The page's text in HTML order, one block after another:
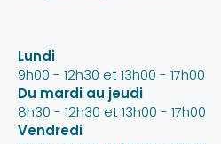
Lundi
9h00 - 12h30 et 13h00 - 17h00
Du mardi au jeudi
8h30 - 12h30 et 13h00 - 17h00
Vendredi